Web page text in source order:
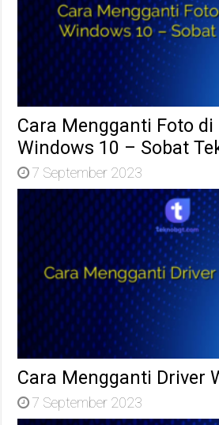
Cara Mengganti Foto di
Windows 10 – Sobat
7 September 2023
Cara Mengganti Driver
7 September 2023